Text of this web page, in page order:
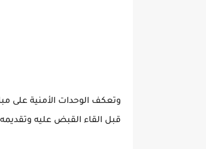
وتعكف الوحدات الأمنية على
قبل القاء القبض عليه وتقديمه